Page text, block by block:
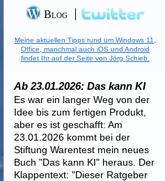
Blog
Meine aktuellen Tipps rund um Windows 11,
Office, manchmal auch iOS und Android
findet Ihr auf der Seite von Jörg Schieb.
Ab 23.01.2026: Das kann KI
Es war ein langer Weg von der
Idee bis zum fertigen Produkt,
aber es ist geschafft: Am
23.01.2026 kommt bei der
Stiftung Warentest mein neues
Buch "Das kann KI" heraus. Der
Klappentext: "Dieser Ratgeber